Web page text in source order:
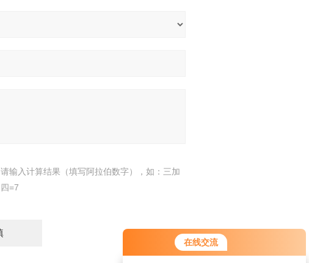
在线交流
请输入计算结果（填写阿拉伯数字），如：三加
四=7